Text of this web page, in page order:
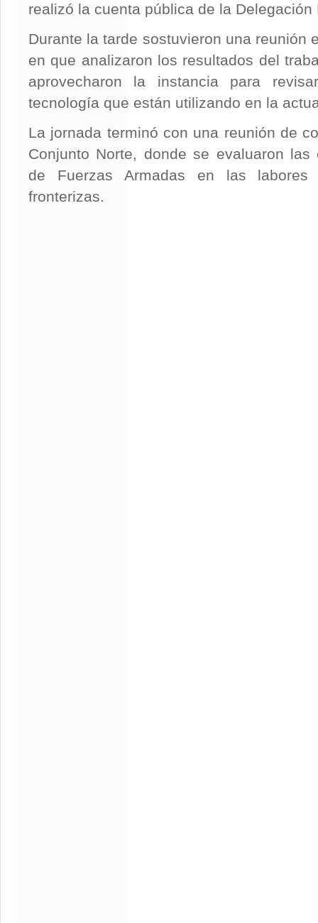
realizó la cuenta pública de la Delegación
Durante la tarde sostuvieron una reunión
en que analizaron los resultados del
aprovecharon la instancia para
tecnología que están utilizando en la
La jornada terminó con una reunión de
Conjunto Norte, donde se evaluaron las
de Fuerzas Armadas en las
fronterizas.